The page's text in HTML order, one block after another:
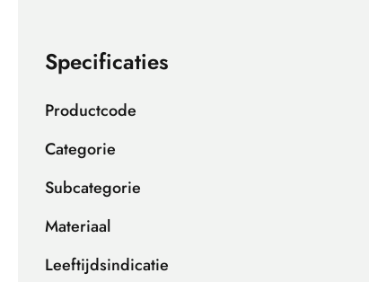
Specificaties
Productcode
Categorie
Subcategorie
Materiaal
Leeftijdsindicatie